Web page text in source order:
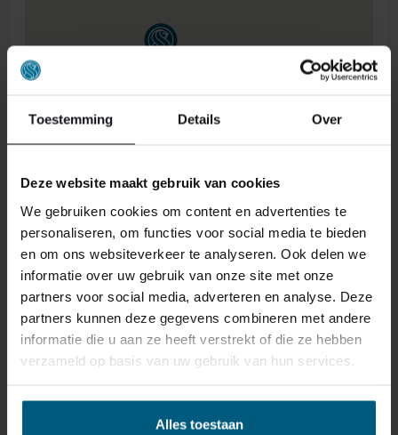
Toestemming Details Over
Deze website maakt gebruik van cookies
We gebruiken cookies om content en advertenties te
personaliseren, om functies voor social media te bieden
en om ons websiteverkeer te analyseren. Ook delen we
informatie over uw gebruik van onze site met onze
partners voor social media, adverteren en analyse. Deze
partners kunnen deze gegevens combineren met andere
informatie die u aan ze heeft verstrekt of die ze hebben
verzameld op basis van uw gebruik van hun services.
Alles toestaan
ONS RETOURBELEID
Gepersonaliseerde artikelen zoals
matrassen, bedbodems, topmatrassen en